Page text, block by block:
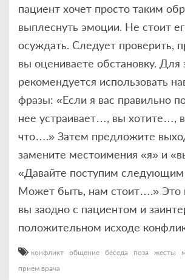
пациент хочет просто таким
выплеснуть эмоции. Не стоит
осуждать. Следует проверить,
вы оцениваете обстановку. Для
рекомендуется использовать
фразы: «Если я вас правильно
нее устраивает…, вы хотите…,
что….» Затем предложите
замените местоимения «я» и
«Давайте поступим
Может быть, нам стоит….» Это
вы заодно с пациентом и
положительном исходе
конфликт общение беседа поза жесты
прием врача